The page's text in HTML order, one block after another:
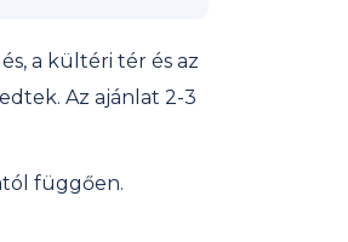
a kültéri tér és az
Az ajánlat 2-3
függően.